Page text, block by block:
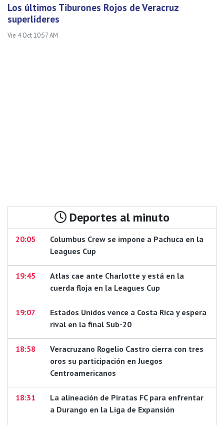
Los últimos Tiburones Rojos de Veracruz
superlíderes
Vie 4 Oct 10:57 AM
Deportes al minuto
20:05
Columbus Crew se impone a Pachuca en la
Leagues Cup
19:45
Atlas cae ante Charlotte y está en la
cuerda floja en la Leagues Cup
19:07
Estados Unidos vence a Costa Rica y espera
rival en la final Sub-20
18:58
Veracruzano Rogelio Castro cierra con tres
oros su participación en Juegos
Centroamericanos
18:31
La alineación de Piratas FC para enfrentar
a Durango en la Liga de Expansión